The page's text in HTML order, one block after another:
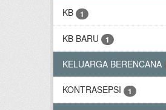
KB 1
KB BARU 1
KELUARGA BERENCANA
KONTRASEPSI 1